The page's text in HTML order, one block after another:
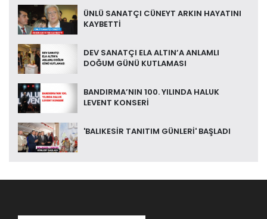
ÜNLÜ SANATÇI CÜNEYT ARKIN HAYATINI
KAYBETTİ
DEV SANATÇI ELA ALTIN’A ANLAMLI
DOĞUM GÜNÜ KUTLAMASI
BANDIRMA’NIN 100. YILINDA HALUK
LEVENT KONSERİ
'BALIKESİR TANITIM GÜNLERİ' BAŞLADI